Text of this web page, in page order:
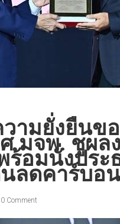
ามยั่งยืนข
มจพ. ชูผล
ร้อมนั่งปร
ลดคาร์บอน
0 Comment